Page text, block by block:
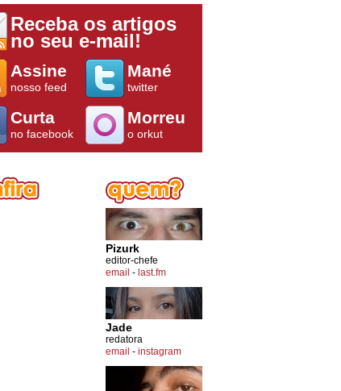
Receba os artigos
no seu e-mail!
Assine
nosso feed
Mané
twitter
Curta
no facebook
Morreu
o orkut
Pizurk
editor-chefe
email - last.fm
Jade
redatora
email - instagram